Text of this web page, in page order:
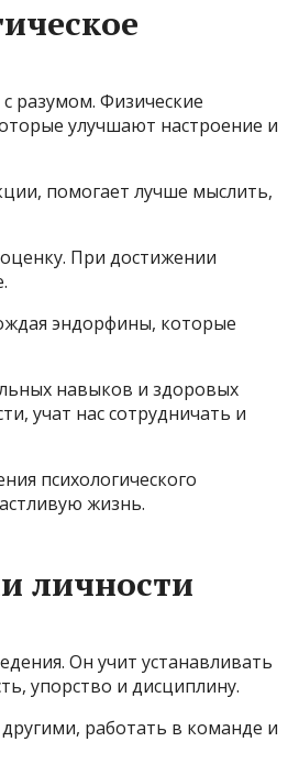
разумом. Физические
улучшают настроение и
помогает лучше мыслить,
При достижении
эндорфины, которые
навыков и здоровых
учат нас сотрудничать и
психологического
жизнь.
личности
Он учит устанавливать
упорство и дисциплину.
работать в команде и